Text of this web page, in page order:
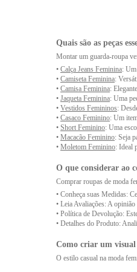
Para garantir a
acessórios e realize
Instruções de
Lembre-se de verificar as
instruções detalhadas para
Escolhendo
Escolher apropriadamente
Misturando
Criar looks cativantes na
contrastantes, como seda
Quais são as peças
Montar um guarda-roupa
• Calça Jeans Feminina:
• Camiseta Feminina:
• Camisa Feminina:
• Jaqueta Feminina: Uma
• Vestidos Femininos:
• Casaco Feminino: Um
• Short Feminino: Uma
• Macacão Feminino: Seja
• Moletom Feminino: Ideal
O que considerar ao
Comprar roupas de moda
• Conheça suas Medidas:
• Leia Avaliações: A
• Política de Devolução:
• Detalhes do Produto:
Como criar um
O estilo casual na moda